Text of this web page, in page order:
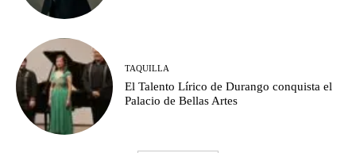
TAQUILLA
El Talento Lírico de Durango conquista el
Palacio de Bellas Artes